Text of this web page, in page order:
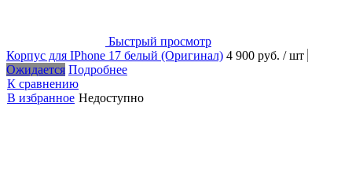
Быстрый просмотр
Корпус для IPhone 17 белый (Оригинал) 4 900 руб. / шт
Ожидается Подробнее
К сравнению
В избранное Недоступно